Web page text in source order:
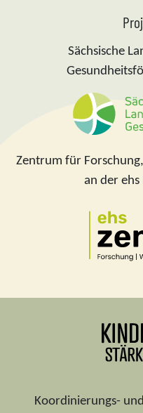
Sächsische
Zentrum für
an der ehs
Koordinierungs-